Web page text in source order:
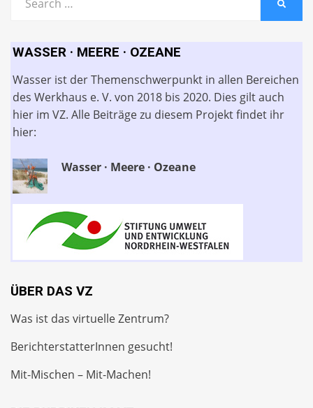
for:
WASSER · MEERE · OZEANE
Wasser ist der Themenschwerpunkt in allen Bereichen
des Werkhaus e. V. von 2018 bis 2020. Dies gilt auch
hier im VZ. Alle Beiträge zu diesem Projekt findet ihr
hier:
Wasser · Meere · Ozeane
ÜBER DAS VZ
Was ist das virtuelle Zentrum?
BerichterstatterInnen gesucht!
Mit-Mischen – Mit-Machen!